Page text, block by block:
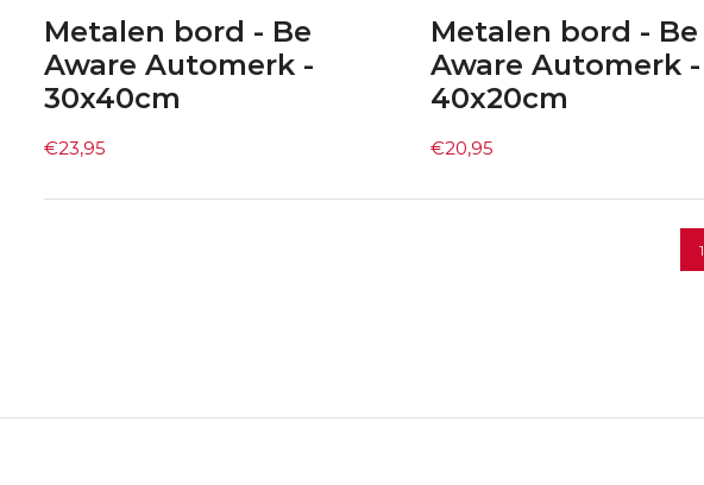
Metalen bord - Be
Aware Automerk -
30x40cm
€23,95
Metalen bord - Be
Aware Automerk -
40x20cm
€20,95
1